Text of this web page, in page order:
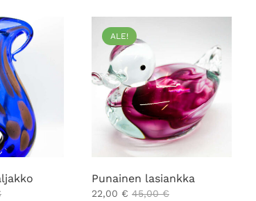
ALE!
Punainen lasiankka
22,00 € 45,00€